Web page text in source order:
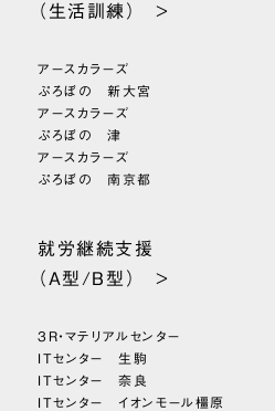
（生活訓練） >
アースカラーズ
ぷろぼの 新大宮
アースカラーズ
ぷろぼの 津
アースカラーズ
ぷろぼの 南京都
就労継続支援
（A型/B型） >
3R・マテリアルセンター
ITセンター 生駒
ITセンター 奈良
ITセンター イオンモール橿原